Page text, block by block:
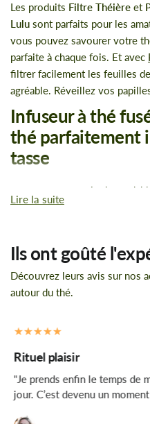
Les produits Filtre Théière et
Lulu sont parfaits pour les
vous pouvez savourer votre
parfaite à chaque fois. Et avec
filtrer facilement les feuilles
agréable. Réveillez vos
Infuseur à thé
thé parfaitement
tasse
Matériau en acier
exceptionnelle
Dimensions compactes de
facile et pratique
Ne cherchez plus, l'infuseur à
inoxydable de haute qualité,
touche élégante à votre
Grâce à ses dimensions
utiliser et à transporter, vous
thé préféré où que vous soyez.
Lire la suite
Ils ont goûté
Découvrez leurs avis sur nos
autour du thé.
Rituel plaisir
"Je prends enfin le temps de
jour. C’est devenu un